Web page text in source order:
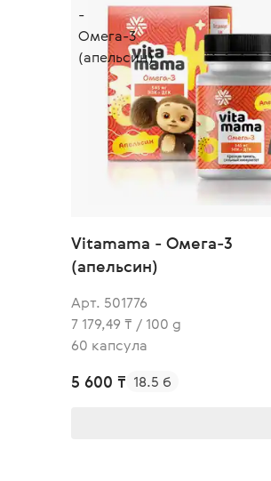
Vitamama - Омега-3
(апельсин)
Арт. 501776
7 179,49 ₸ / 100 g
60 капсула
5 600 ₸ 18.5 б